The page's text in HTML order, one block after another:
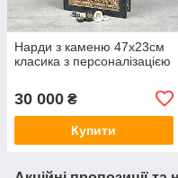
Нарди з каменю 47х23см
класика з персоналізацією
30 000 ₴
Купити